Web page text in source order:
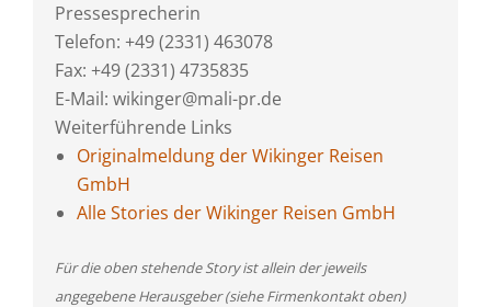
Pressesprecherin
Telefon: +49 (2331) 463078
Fax: +49 (2331) 4735835
E-Mail: wikinger@mali-pr.de
Weiterführende Links
Originalmeldung der Wikinger Reisen
GmbH
Alle Stories der Wikinger Reisen GmbH
Für die oben stehende Story ist allein der jeweils
angegebene Herausgeber (siehe Firmenkontakt oben)